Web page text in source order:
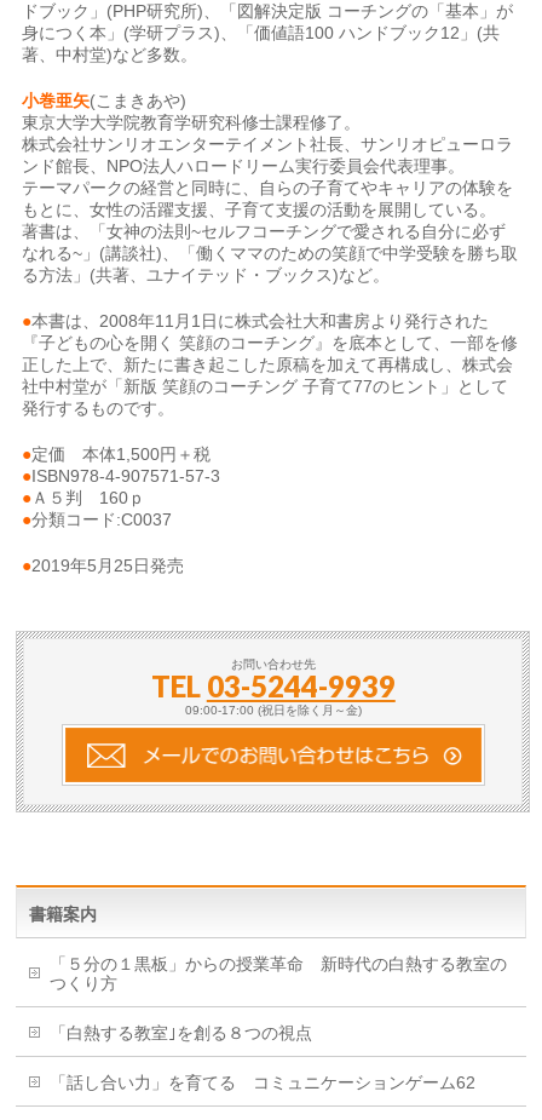
ドブック」(PHP研究所)、「図解決定版 コーチングの「基本」が
身につく本」(学研プラス)、「価値語100 ハンドブック12」(共
著、中村堂)など多数。
小巻亜矢(こまきあや)
東京大学大学院教育学研究科修士課程修了。
株式会社サンリオエンターテイメント社長、サンリオピューロラ
ンド館長、NPO法人ハロードリーム実行委員会代表理事。
テーマパークの経営と同時に、自らの子育てやキャリアの体験を
もとに、女性の活躍支援、子育て支援の活動を展開している。
著書は、「女神の法則~セルフコーチングで愛される自分に必ず
なれる~」(講談社)、「働くママのための笑顔で中学受験を勝ち取
る方法」(共著、ユナイテッド・ブックス)など。
●本書は、2008年11月1日に株式会社大和書房より発行された
『子どもの心を開く 笑顔のコーチング』を底本として、一部を修
正した上で、新たに書き起こした原稿を加えて再構成し、株式会
社中村堂が「新版 笑顔のコーチング 子育て77のヒント」として
発行するものです。
●定価 本体1,500円＋税
●ISBN978-4-907571-57-3
●Ａ５判 160ｐ
●分類コード:C0037
●2019年5月25日発売
お問い合わせ先
TEL 03-5244-9939
09:00-17:00 (祝日を除く月～金)
書籍案内
「５分の１黒板」からの授業革命 新時代の白熱する教室の
つくり方
「白熱する教室｣を創る８つの視点
「話し合い力」を育てる コミュニケーションゲーム62